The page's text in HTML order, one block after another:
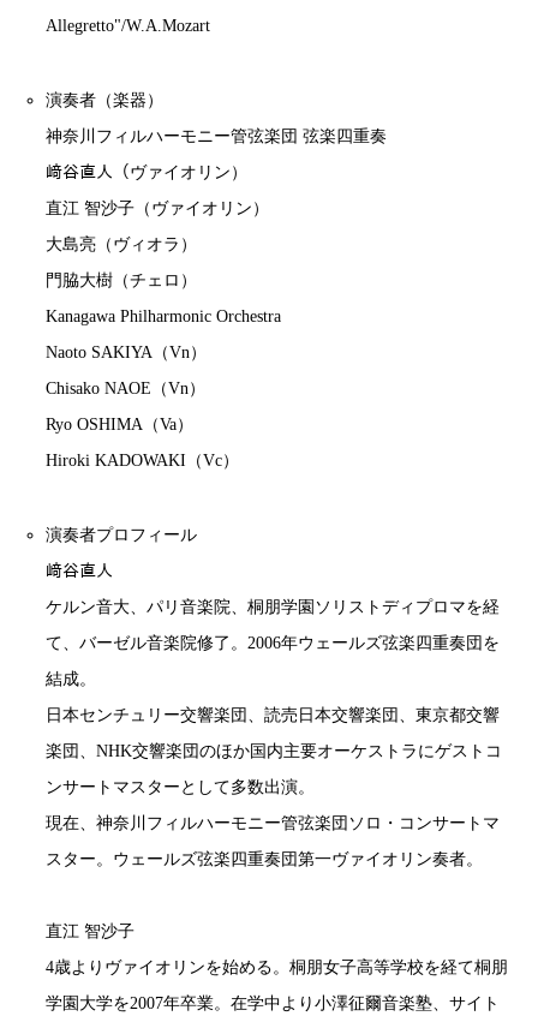
Allegretto"/W.A.Mozart
演奏者（楽器）
神奈川フィルハーモニー管弦楽団 弦楽四重奏
﨑谷直人（ヴァイオリン）
直江 智沙子（ヴァイオリン）
大島亮（ヴィオラ）
門脇大樹（チェロ）
Kanagawa Philharmonic Orchestra
Naoto SAKIYA（Vn）
Chisako NAOE（Vn）
Ryo OSHIMA（Va）
Hiroki KADOWAKI（Vc）
演奏者プロフィール
﨑谷直人
ケルン音大、パリ音楽院、桐朋学園ソリストディプロマを経
て、バーゼル音楽院修了。2006年ウェールズ弦楽四重奏団を
結成。
日本センチュリー交響楽団、読売日本交響楽団、東京都交響
楽団、NHK交響楽団のほか国内主要オーケストラにゲストコ
ンサートマスターとして多数出演。
現在、神奈川フィルハーモニー管弦楽団ソロ・コンサートマ
スター。ウェールズ弦楽四重奏団第一ヴァイオリン奏者。
直江 智沙子
4歳よりヴァイオリンを始める。桐朋女子高等学校を経て桐朋
学園大学を2007年卒業。在学中より小澤征爾音楽塾、サイト